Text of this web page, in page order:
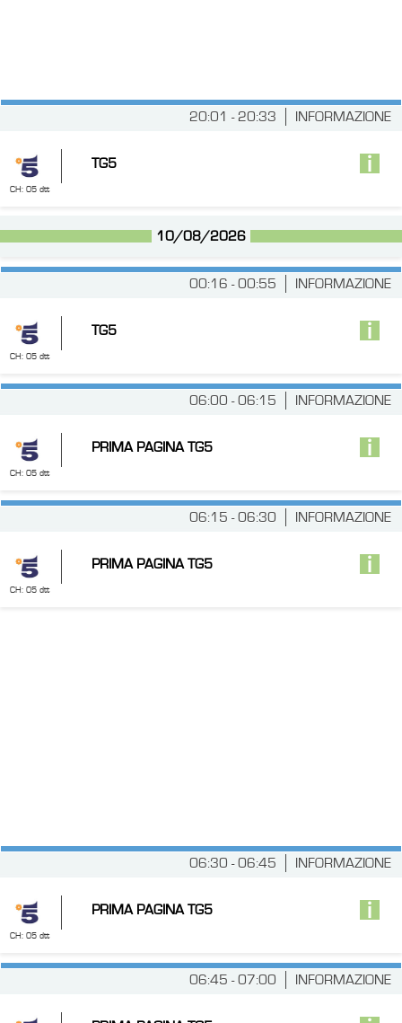
INFORMAZIONE
20:01 - 20:33
CH: 05 dtt
TG5
10/08/2026
INFORMAZIONE
00:16 - 00:55
CH: 05 dtt
TG5
INFORMAZIONE
06:00 - 06:15
CH: 05 dtt
PRIMA PAGINA TG5
INFORMAZIONE
06:15 - 06:30
CH: 05 dtt
PRIMA PAGINA TG5
INFORMAZIONE
06:30 - 06:45
CH: 05 dtt
PRIMA PAGINA TG5
INFORMAZIONE
06:45 - 07:00